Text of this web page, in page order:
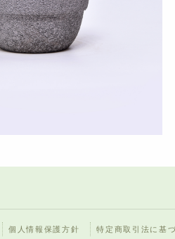
個人情報保護方針 特定商取引法に基